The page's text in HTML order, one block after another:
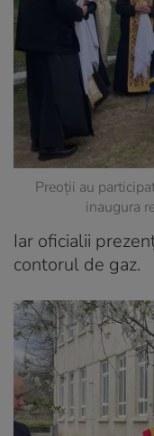
Preoții au
inaugura
Iar oficialii
contorul de gaz.